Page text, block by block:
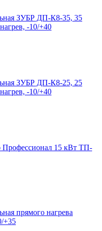
ЗУБР ДП-К8-35, 35
-10/+40
ЗУБР ДП-К8-25, 25
-10/+40
Профессионал 15 кВт ТП-
прямого нагрева
+35